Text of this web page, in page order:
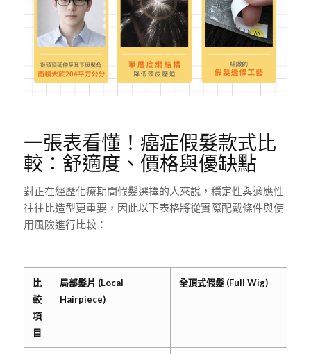
一張表看懂！癌症假髮款式比
較：舒適度、價格與優缺點
對正在經歷化療期間假髮選擇的人來說，穩定性與適應性
往往比造型更重要，因此以下表格將從實際配戴條件與使
用風險進行比較：
比
較
項
目
局部髮片 (Local
Hairpiece)
全頂式假髮 (Full Wig)